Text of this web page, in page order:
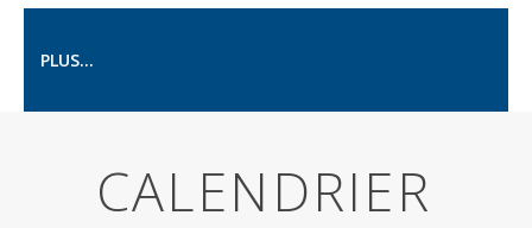
PLUS...
CALENDRIER